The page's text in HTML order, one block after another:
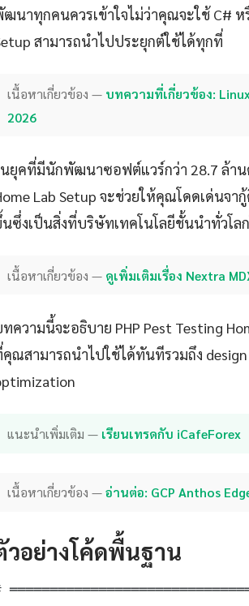
นาทุกคนควรเข้าใจไม่ว่าคุณจะใช้ C# ห
สามารถนำไปประยุกต์ใช้ได้ทุกที่
เนื้อหาเกี่ยวข้อง — บทความที่เกี่ยวข้อง:
2026
ยุคที่มีนักพัฒนาซอฟต์แวร์กว่า 28.7 ล้าน
Lab Setup จะช่วยให้คุณโดดเด่นจ
ซึ่งเป็นสิ่งที่บริษัทเทคโนโลยีชั้นนำทั่วโล
เนื้อหาเกี่ยวข้อง — ดูเพิ่มเติมเรื่อง Nextra
ความนี้จะอธิบาย PHP Pest Testing
ณสามารถนำไปใช้ได้ทันทีรวมถึง
แนะนำเพิ่มเติม — เรียนเทรดกับ iCafeForex
เนื้อหาเกี่ยวข้อง —อ่านต่อ: GCP Anthos
วอย่างโค้ดพื้นฐาน